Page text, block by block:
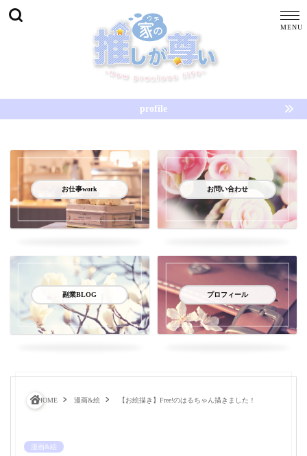
profile
お仕事work お問い合わせ
副業BLOG プロフィール
HOME 漫画&絵 【お絵描き】Free!のはるちゃん描きました！
漫画&絵